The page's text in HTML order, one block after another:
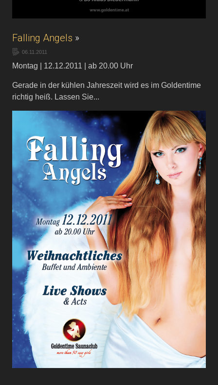
Falling Angels »
06.11.2011
Montag | 12.12.2011 | ab 20.00 Uhr
Gerade in der kühlen Jahreszeit wird es im Goldentime
richtig heiß. Lassen Sie...